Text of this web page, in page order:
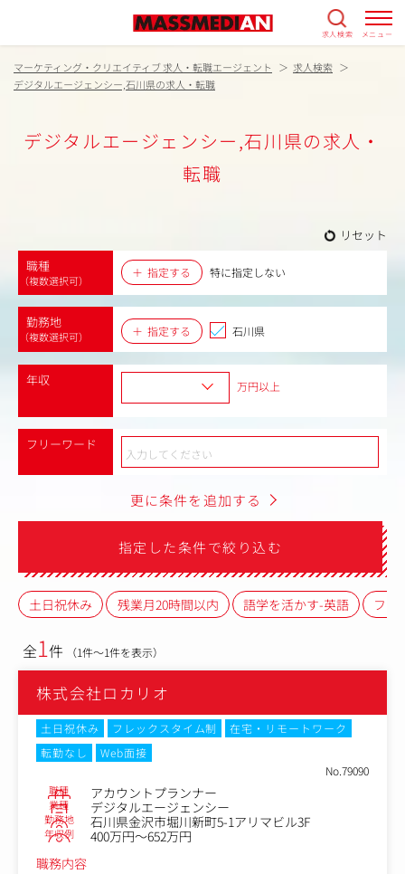
求人検索 メニュー
マーケティング・クリエイティブ 求人・転職エージェント
求人検索
デジタルエージェンシー,石川県の求人・転職
デジタルエージェンシー,石川県の求人・
転職
リセット
職種
（複数選択可）
指定する 特に指定しない
勤務地
（複数選択可） 指定する 石川県
年収 万円以上
フリーワード
更に条件を追加する
指定した条件で絞り込む
土日祝休み 残業月20時間以内 語学を活かす-英語 フレ
全1件 （1件～1件を表示）
株式会社ロカリオ
土日祝休み フレックスタイム制
在宅・リモートワーク
転勤なし
Web面接
No.79090
職種 アカウントプランナー
業種 デジタルエージェンシー
勤務地 石川県金沢市堀川新町5-1アリマビル3F
年収例
400万円～652万円
職務内容